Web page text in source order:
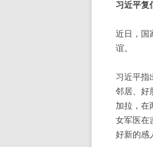
习近平复
近日，国
谊。
习近平指
邻居、好
加拉，在
女军医在
好新的感